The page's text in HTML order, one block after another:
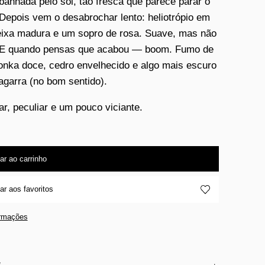
vem o desabrochar lento: heliotrópio em
madura e um sopro de rosa. Suave, mas não
quando pensas que acabou — boom. Fumo de
doce, cedro envelhecido e algo mais escuro
(no bom sentido).
peculiar e um pouco viciante.
ao carrinho
aos favoritos